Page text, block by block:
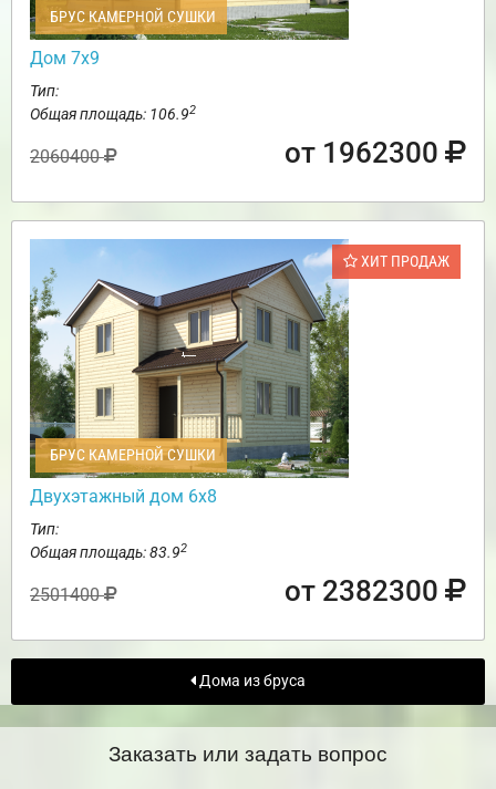
БРУС КАМЕРНОЙ СУШКИ
Дом 7х9
Тип:
Общая площадь: 106.92
2060400 от 1962300
ХИТ ПРОДАЖ
БРУС КАМЕРНОЙ СУШКИ
Двухэтажный дом 6х8
Тип:
Общая площадь: 83.92
2501400 от 2382300
Дома из бруса
Заказать или задать вопрос